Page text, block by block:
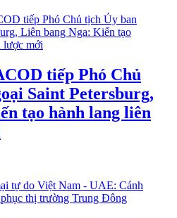
tiếp Phó Chủ
Saint Petersburg,
tạo hành lang liên